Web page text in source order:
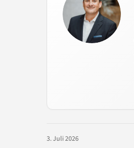
3. Juli 2026